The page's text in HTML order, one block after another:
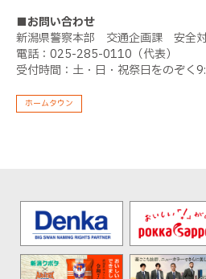
■お問い合わせ
新潟県警察本部 交通企画課 安全
電話：025-285-0110（代表）
受付時間：土・日・祝祭日をのぞく
ホームタウン